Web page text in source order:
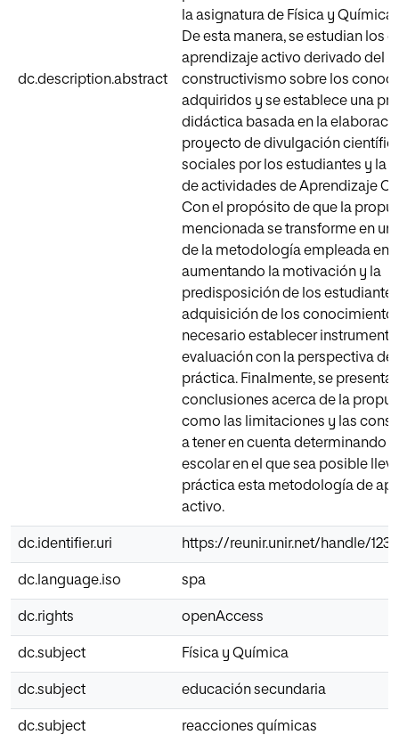
dc.description.abstract
la asignatura de Física y Química
De esta manera, se estudian los
aprendizaje activo derivado del
constructivismo sobre los
adquiridos y se establece una
didáctica basada en la
proyecto de divulgación
sociales por los estudiantes y la
de actividades de Aprendizaje
Con el propósito de que la
mencionada se transforme en
de la metodología empleada en
aumentando la motivación y la
predisposición de los
adquisición de los
necesario establecer
evaluación con la perspectiva de
práctica. Finalmente, se
conclusiones acerca de la
como las limitaciones y las
a tener en cuenta determinando
escolar en el que sea posible
práctica esta metodología de
activo.
dc.identifier.uri https://reunir.unir.net/handle/
dc.language.iso spa
dc.rights openAccess
dc.subject Física y Química
dc.subject educación secundaria
dc.subject reacciones químicas